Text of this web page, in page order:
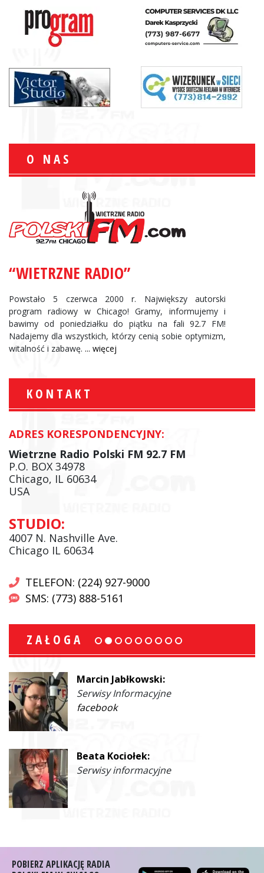
O NAS
“WIETRZNE RADIO”
Powstało 5 czerwca 2000 r. Największy autorski
program radiowy w Chicago! Gramy, informujemy i
bawimy od poniedziałku do piątku na fali 92.7 FM!
Nadajemy dla wszystkich, którzy cenią sobie optymizm,
witalność i zabawę. ... więcej
KONTAKT
ADRES KORESPONDENCYJNY:
Wietrzne Radio Polski FM 92.7 FM
P.O. BOX 34978
Chicago, IL 60634
USA
STUDIO:
4007 N. Nashville Ave.
Chicago IL 60634
TELEFON: (224) 927-9000
SMS: (773) 888-5161
ZAŁOGA
Marcin Jabłkowski:
Serwisy Informacyjne
facebook
Beata Kociołek:
Serwisy informacyjne
POBIERZ APLIKACJĘ RADIA